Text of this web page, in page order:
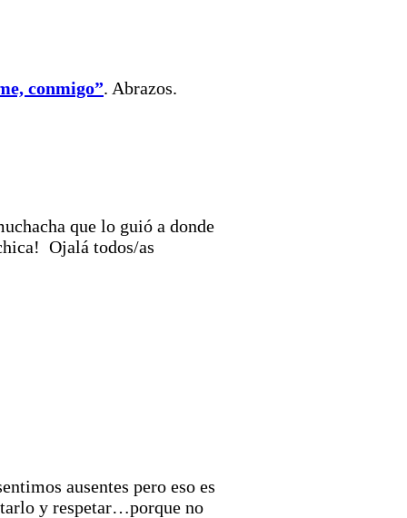
conmigo”. Abrazos.
que lo guió a donde
Ojalá todos/as
ausentes pero eso es
y respetar…porque no